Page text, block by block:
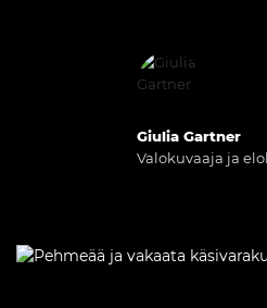
Giulia Gartner
Valokuvaaja ja